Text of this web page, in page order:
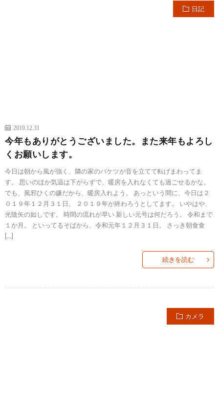
日記
2019.12.31
今年もありがとうございました。また来年もよろし
くお願いします。
今日は朝から風が強く、隣の家のバケツが音を立てて転げまわってま
す。 思いのほか気温は下がらずで、暖房を入れなくても過ごせるかな。
でも、風邪ひくの嫌だから、暖房入れよう。 あっという間に、今日は２
０１９年１２月３１日。 ２０１９年が終わろうとしてます。 いやはや、
光陰矢の如しです。 時間の流れが早い 新しい元号は何だろう。 令和まで
１か月。 といってるそばから、令和元年１２月３１日。 さっき朝食食
[…]
続きを読む
カメラ